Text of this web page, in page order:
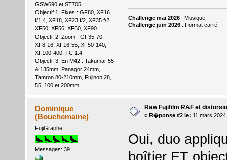
GSW690 et ST705
Objectif 1: Fixes : GF80, XF16
f/1.4, XF18, XF23 f/2, XF35 f/2,
XF50, XF56, XF60, XF90
Objectif 2: Zoom : GF35-70,
XF8-16, XF16-55, XF50-140,
XF100-400, TC 1.4
Objectif 3: En M42 : Takumar 55
& 135mm, Panagor 24mm,
Tamron 80-210mm, Fujinon 28,
55, 100 et 200mm
Challenge mai 2026: Musique
Challenge juin 2026: Format carré
Dominique
(Bouchemaine)
FujiGraphe
Messages: 39
Raw Fujifilm RAF et
« R�ponse #2 le: 11 mars
Oui, duo
boîtier ET